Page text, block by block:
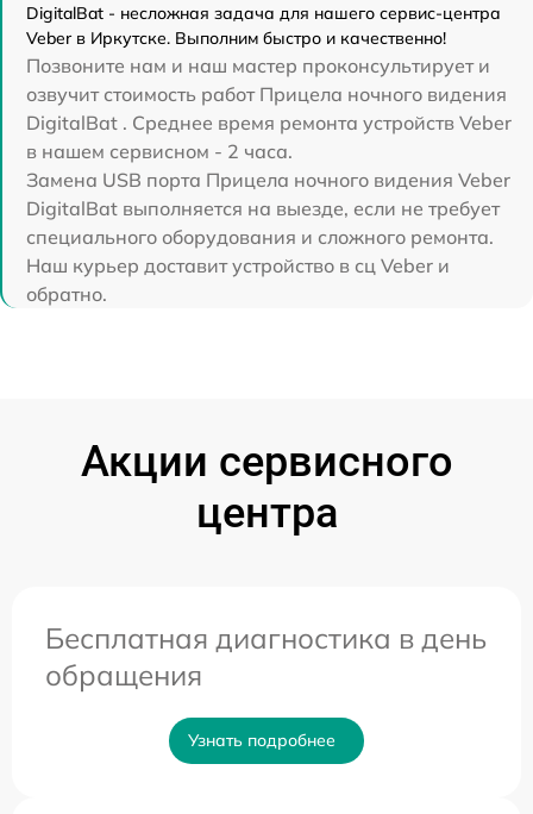
DigitalBat - несложная задача для нашего сервис-центра
Veber в Иркутске. Выполним быстро и качественно!
Позвоните нам и наш мастер проконсультирует и
озвучит стоимость работ Прицела ночного видения
DigitalBat . Среднее время ремонта устройств Veber
в нашем сервисном - 2 часа.
Замена USB порта Прицела ночного видения Veber
DigitalBat выполняется на выезде, если не требует
специального оборудования и сложного ремонта.
Наш курьер доставит устройство в сц Veber и
обратно.
Акции сервисного
центра
Бесплатная диагностика в день
обращения
Узнать подробнее